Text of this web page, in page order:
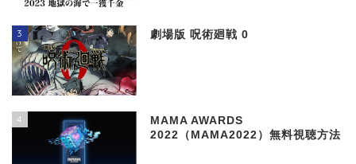
3 劇場版 呪術廻戦 0
4
MAMA AWARDS
2022（MAMA2022）無料視聴方法